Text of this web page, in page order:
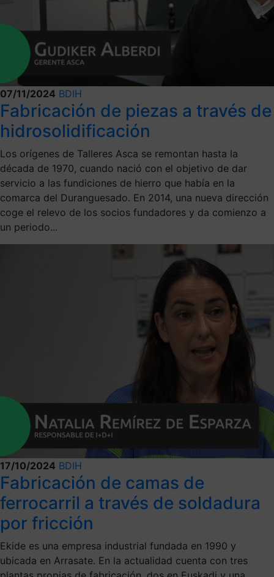
07/11/2024 BDIH
Fabricación de piezas a través de
hidrosolidificación
Los orígenes de Talleres Asca se remontan hasta la
década de 1970, cuando nació con el objetivo de dar
servicio a las fundiciones de hierro que había en la
comarca del Duranguesado. En 2014, una nueva dirección
coge el relevo de los socios fundadores y da comienzo a
un periodo...
17/10/2024 BDIH
Fabricación de camas de
ferrocarril a través de soldadura
por fricción
Ekide es una empresa industrial fundada en 1990 y
ubicada en Arrasate. En la actualidad cuenta con tres